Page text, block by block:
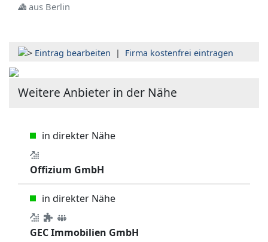
aus Berlin
Eintrag bearbeiten | Firma kostenfrei eintragen
Weitere Anbieter in der Nähe
in direkter Nähe
Offizium GmbH
in direkter Nähe
GEC Immobilien GmbH